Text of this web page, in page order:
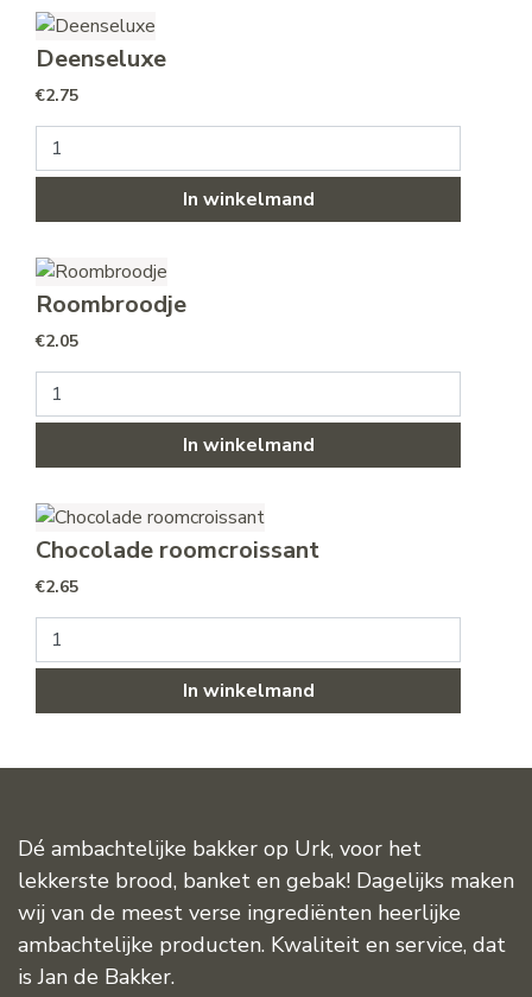
Deenseluxe
€2.75
Deenseluxe aantal
In winkelmand
Roombroodje
€2.05
Roombroodje aantal
In winkelmand
Chocolade roomcroissant
€2.65
Chocolade roomcroissant aantal
In winkelmand
Dé ambachtelijke bakker op Urk, voor het
lekkerste brood, banket en gebak! Dagelijks maken
wij van de meest verse ingrediënten heerlijke
ambachtelijke producten. Kwaliteit en service, dat
is Jan de Bakker.